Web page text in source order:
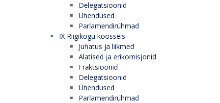
Delegatsioonid
Ühendused
Parlamendirühmad
IX Riigikogu koosseis
Juhatus ja liikmed
Alatised ja erikomisjonid
Fraktsioonid
Delegatsioonid
Ühendused
Parlamendirühmad